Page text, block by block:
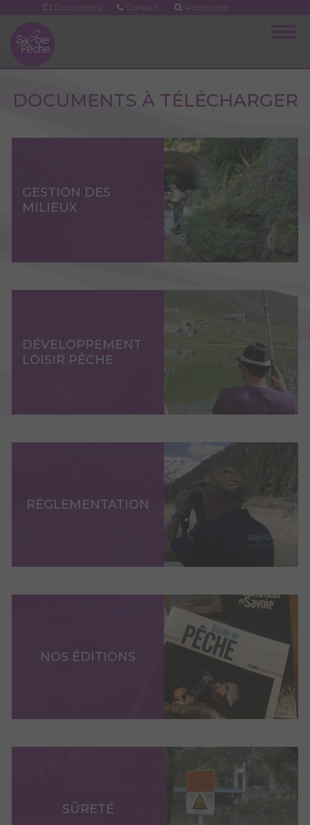
contenu
principal
Documents Contact Rechercher
DOCUMENTS À TÉLÉCHARGER
GESTION DES
MILIEUX
DÉVELOPPEMENT
LOISIR PÊCHE
RÉGLEMENTATION
NOS ÉDITIONS
SÛRETÉ